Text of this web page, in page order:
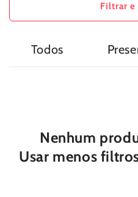
Filtrar e
Todos
Nenhum
Usar menos